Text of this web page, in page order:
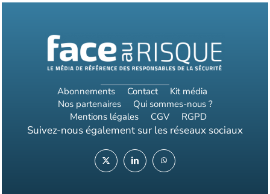
Abonnements Contact
Kit média
Nos partenaires
Qui sommes-nous ?
Mentions légales
CGV RGPD
Suivez-nous également sur les réseaux sociaux